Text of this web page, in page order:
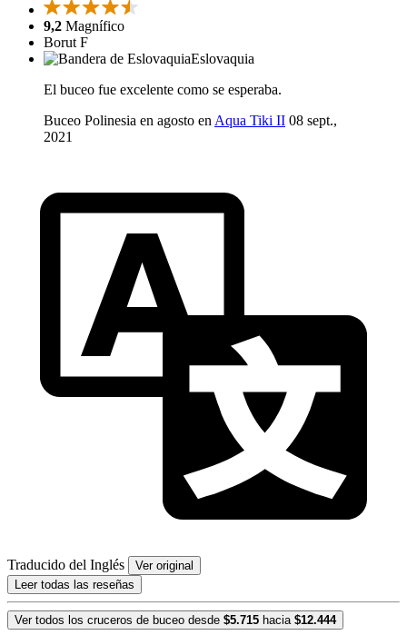
9,2 Magnífico
Borut F
Eslovaquia
El buceo fue excelente como se esperaba.
Buceo Polinesia en agosto en Aqua Tiki II 08 sept.,
2021
Traducido del Inglés
Ver original
Leer todas las reseñas
Ver todos los cruceros de buceo desde $5.715 hacia $12.444